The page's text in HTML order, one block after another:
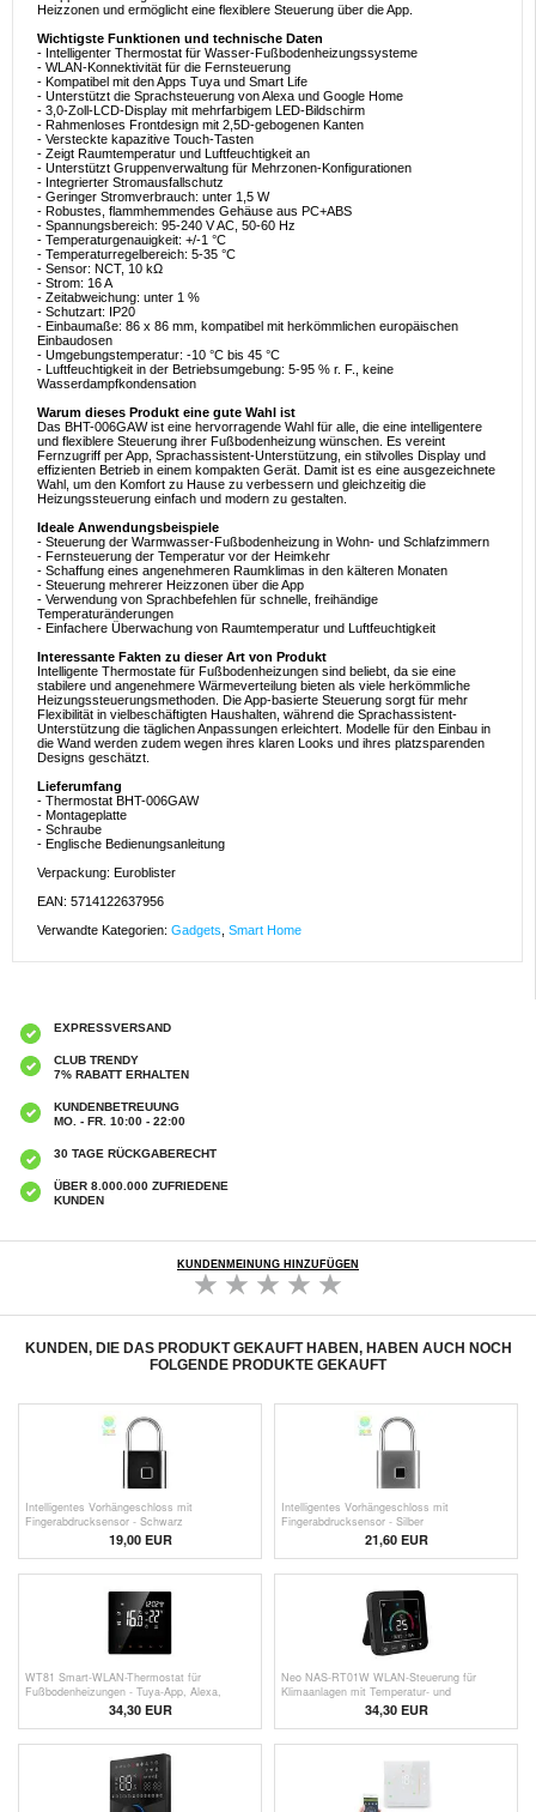
Heizzonen und ermöglicht eine flexiblere Steuerung über die App.
Wichtigste Funktionen und technische Daten
- Intelligenter Thermostat für Wasser-Fußbodenheizungssysteme
- WLAN-Konnektivität für die Fernsteuerung
- Kompatibel mit den Apps Tuya und Smart Life
- Unterstützt die Sprachsteuerung von Alexa und Google Home
- 3,0-Zoll-LCD-Display mit mehrfarbigem LED-Bildschirm
- Rahmenloses Frontdesign mit 2,5D-gebogenen Kanten
- Versteckte kapazitive Touch-Tasten
- Zeigt Raumtemperatur und Luftfeuchtigkeit an
- Unterstützt Gruppenverwaltung für Mehrzonen-Konfigurationen
- Integrierter Stromausfallschutz
- Geringer Stromverbrauch: unter 1,5 W
- Robustes, flammhemmendes Gehäuse aus PC+ABS
- Spannungsbereich: 95-240 V AC, 50-60 Hz
- Temperaturgenauigkeit: +/-1 °C
- Temperaturregelbereich: 5-35 °C
- Sensor: NCT, 10 kΩ
- Strom: 16 A
- Zeitabweichung: unter 1 %
- Schutzart: IP20
- Einbaumaße: 86 x 86 mm, kompatibel mit herkömmlichen europäischen
Einbaudosen
- Umgebungstemperatur: -10 °C bis 45 °C
- Luftfeuchtigkeit in der Betriebsumgebung: 5-95 % r. F., keine
Wasserdampfkondensation
Warum dieses Produkt eine gute Wahl ist
Das BHT-006GAW ist eine hervorragende Wahl für alle, die eine intelligentere
und flexiblere Steuerung ihrer Fußbodenheizung wünschen. Es vereint
Fernzugriff per App, Sprachassistent-Unterstützung, ein stilvolles Display und
effizienten Betrieb in einem kompakten Gerät. Damit ist es eine ausgezeichnete
Wahl, um den Komfort zu Hause zu verbessern und gleichzeitig die
Heizungssteuerung einfach und modern zu gestalten.
Ideale Anwendungsbeispiele
- Steuerung der Warmwasser-Fußbodenheizung in Wohn- und Schlafzimmern
- Fernsteuerung der Temperatur vor der Heimkehr
- Schaffung eines angenehmeren Raumklimas in den kälteren Monaten
- Steuerung mehrerer Heizzonen über die App
- Verwendung von Sprachbefehlen für schnelle, freihändige
Temperaturänderungen
- Einfachere Überwachung von Raumtemperatur und Luftfeuchtigkeit
Interessante Fakten zu dieser Art von Produkt
Intelligente Thermostate für Fußbodenheizungen sind beliebt, da sie eine
stabilere und angenehmere Wärmeverteilung bieten als viele herkömmliche
Heizungssteuerungsmethoden. Die App-basierte Steuerung sorgt für mehr
Flexibilität in vielbeschäftigten Haushalten, während die Sprachassistent-
Unterstützung die täglichen Anpassungen erleichtert. Modelle für den Einbau in
die Wand werden zudem wegen ihres klaren Looks und ihres platzsparenden
Designs geschätzt.
Lieferumfang
- Thermostat BHT-006GAW
- Montageplatte
- Schraube
- Englische Bedienungsanleitung
Verpackung: Euroblister
EAN: 5714122637956
Verwandte Kategorien: Gadgets Smart Home
EXPRESSVERSAND
CLUB TRENDY
7% RABATT ERHALTEN
KUNDENBETREUUNG
MO. - FR. 10:00 - 22:00
30 TAGE RÜCKGABERECHT
ÜBER 8.000.000 ZUFRIEDENE
KUNDEN
KUNDENMEINUNG HINZUFÜGEN
KUNDEN, DIE DAS PRODUKT GEKAUFT HABEN, HABEN AUCH NOCH
FOLGENDE PRODUKTE GEKAUFT
Intelligentes Vorhängeschloss mit
Fingerabdrucksensor - Schwarz
19,00 EUR
Intelligentes Vorhängeschloss mit
Fingerabdrucksensor - Silber
21,60 EUR
WT81 Smart-WLAN-Thermostat für
Fußbodenheizungen - Tuya-App, Alexa,
34,30EUR
Neo NAS-RT01W WLAN-Steuerung für
Klimaanlagen mit Temperatur- und
Feuchtigkeitssensor34,30EUR